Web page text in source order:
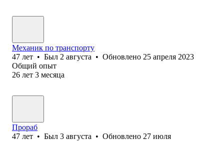
Механик по транспорту
47 лет • Был 2 августа • Обновлено 25 апреля 2023
Общий опыт
26 лет 3 месяца
Прораб
47 лет • Был 3 августа • Обновлено 27 июля